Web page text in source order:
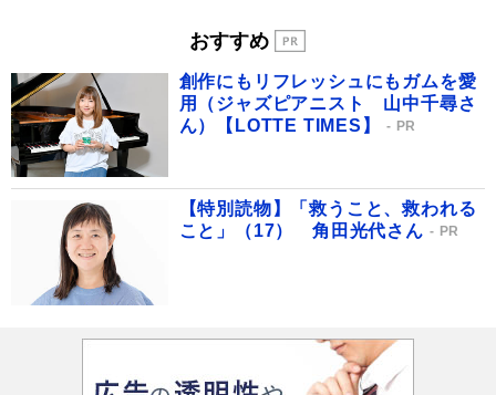
おすすめ
創作にもリフレッシュにもガムを愛
用（ジャズピアニスト 山中千尋さ
ん）【LOTTE TIMES】
PR
【特別読物】「救うこと、救われる
こと」（17） 角田光代さん
PR